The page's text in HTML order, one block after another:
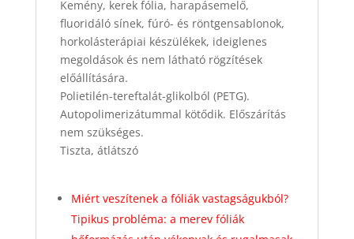
Kemény, kerek fólia, harapásemelő,
fluoridáló sínek, fúró- és röntgensablonok,
horkolásterápiai készülékek, ideiglenes
megoldások és nem látható rögzítések
előállítására.
Polietilén-tereftalát-glikolból (PETG).
Autopolimerizátummal kötődik. Előszárítás
nem szükséges.
Tiszta, átlátszó
Miért veszítenek a fóliák vastagságukból?
Tipikus probléma: a merev fóliák